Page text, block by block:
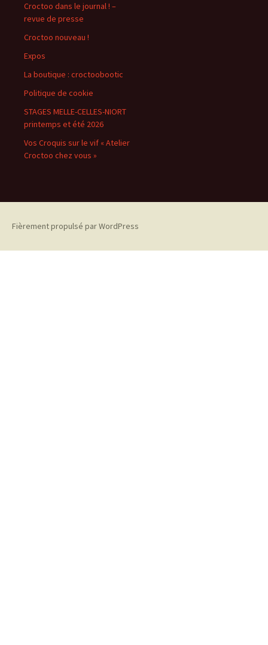
Croctoo dans le journal ! –
revue de presse
Croctoo nouveau !
Expos
La boutique : croctoobootic
Politique de cookie
STAGES MELLE-CELLES-NIORT
printemps et été 2026
Vos Croquis sur le vif « Atelier
Croctoo chez vous »
Fièrement propulsé par WordPress